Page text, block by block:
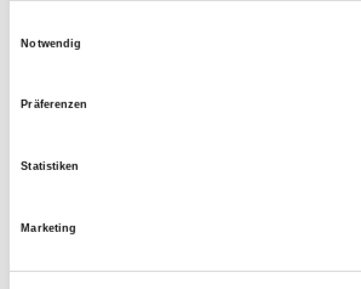
Notwendig
Präferenzen
Statistiken
Marketing
sv.ogkulmain@gmail.com
Angebot:
Mittwoch
Samstag 14:00 h - 18:00 h